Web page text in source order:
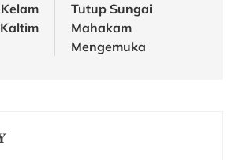
Kaltim
Tutup Sungai
Mahakam
Mengemuka